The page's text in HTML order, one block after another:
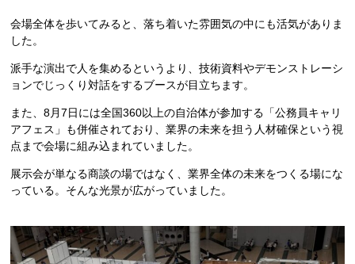
会場全体を歩いてみると、落ち着いた雰囲気の中にも活気がありま
した。
派手な演出で人を集めるというより、技術資料やデモンストレーシ
ョンでじっくり対話をするブースが目立ちます。
また、8月7日には全国360以上の自治体が参加する「公務員キャリ
アフェス」も併催されており、業界の未来を担う人材確保という視
点まで会場に組み込まれていました。
展示会が単なる商談の場ではなく、業界全体の未来をつくる場にな
っている。そんな光景が広がっていました。